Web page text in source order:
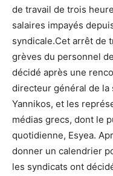
de travail de trois
salaires impayés
syndicale.Cet arrêt de
grèves du personnel
décidé après une
directeur général de la
Yannikos, et les
médias grecs, dont le
quotidienne, Esyea.
donner un calendrier
les syndicats ont